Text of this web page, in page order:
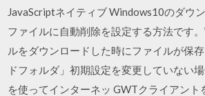
JavaScriptネイティブ Windows10のダウ
ファイルに自動削除を設定する方法です
ルをダウンロードした時にファイルが保
ドフォルダ」初期設定を変更していない
を使ってインターネッ GWTクライアント